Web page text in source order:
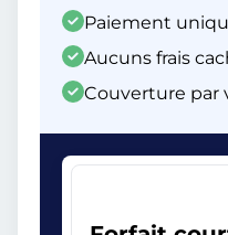
Paiement
Aucuns frais
Couverture par